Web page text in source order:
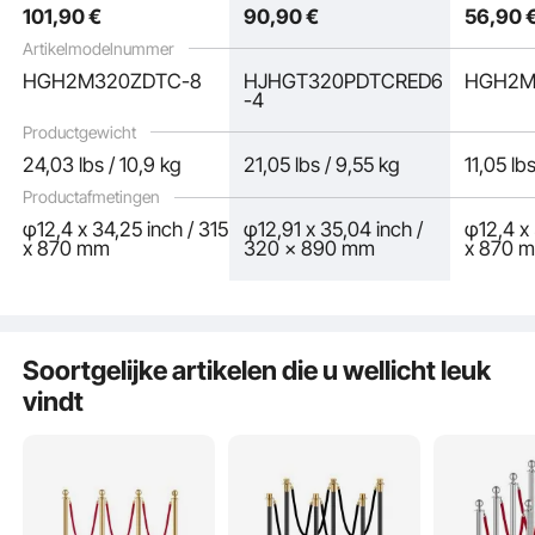
Artikelmodelnummer
Productgewicht
Productafmetingen
101,90€ 90,90€ 56,90
HGH2M320ZDTC-8
HJHGT320PDTCRED6
-4
24,03 lbs / 10,9 kg 21,05 lbs / 9,55 kg 11,05
φ12,4 x 34,25 inch / 315
x 870 mm
φ12,91 x 35,04 inch /
320 x 890 mm
φ12,4 x
x 870
Soortgelijke artikelen die u wellicht leuk
vindt